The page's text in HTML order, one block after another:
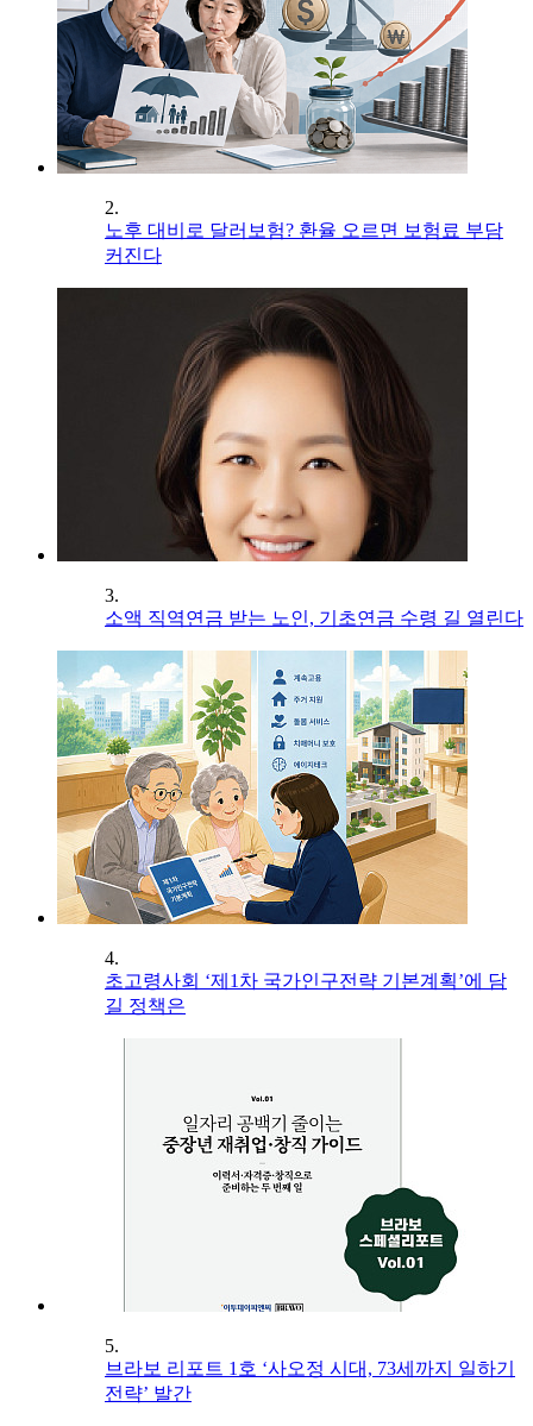
2.
노후 대비로 달러보험? 환율 오르면 보험료 부담
커진다
3.
소액 직역연금 받는 노인, 기초연금 수령 길 열린다
4.
초고령사회 ‘제1차 국가인구전략 기본계획’에 담
길 정책은
5.
브라보 리포트 1호 ‘사오정 시대, 73세까지 일하기
전략’ 발간